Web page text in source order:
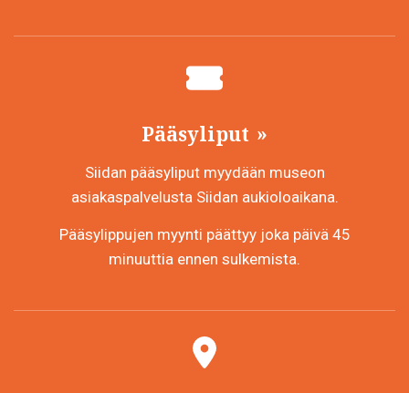
Pääsyliput
Siidan pääsyliput myydään museon
asiakaspalvelusta Siidan aukioloaikana.
Pääsylippujen myynti päättyy joka päivä 45
minuuttia ennen sulkemista.